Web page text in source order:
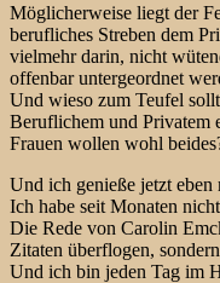
Möglicherweise liegt der
berufliches Streben dem
vielmehr darin, nicht
offenbar untergeordnet
Und wieso zum Teufel
Beruflichem und
Frauen wollen wohl
Und ich genieße jetzt eben
Ich habe seit Monaten
Die Rede von Carolin
Zitaten überflogen,
Und ich bin jeden Tag im